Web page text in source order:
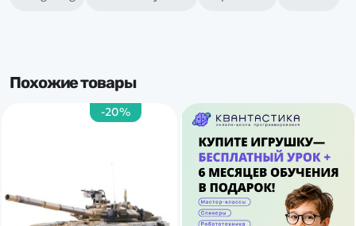
Похожие товары
-20%